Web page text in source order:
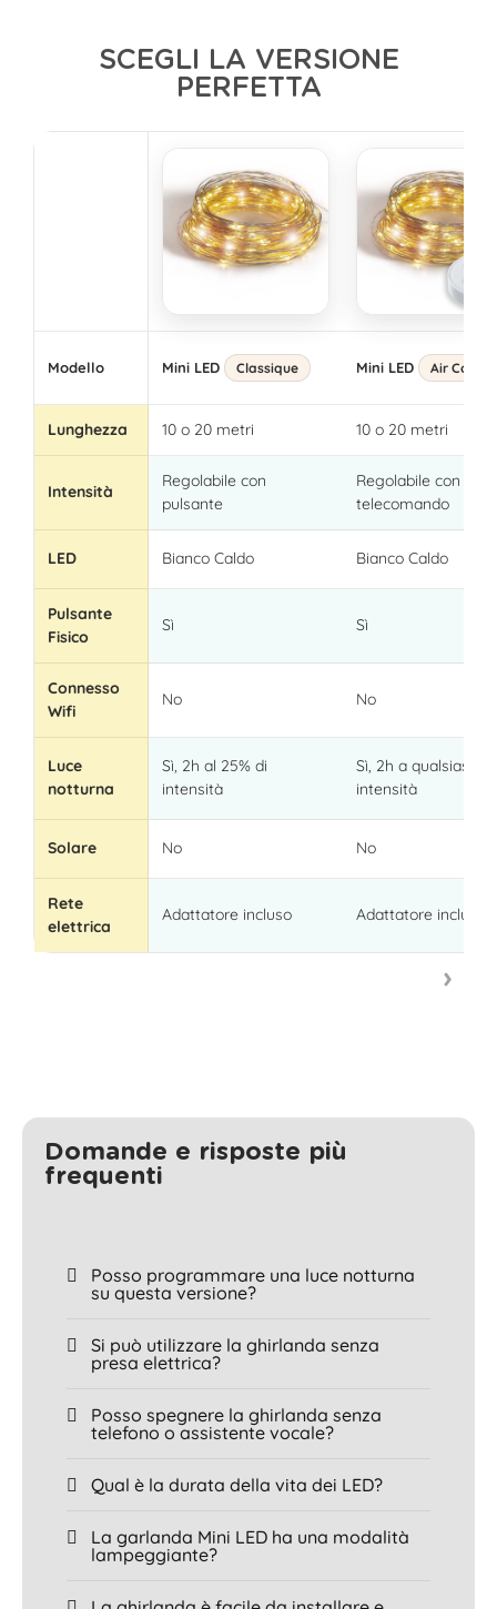
SCEGLI LA VERSIONE
PERFETTA
Modello Mini LED Classique Mini LED Air Control
Lunghezza 10 o 20 metri 10 o 20 metri
Intensità
Regolabile con
pulsante
Regolabile con
telecomando
LED Bianco Caldo Bianco Caldo
Pulsante
Fisico
Sì Sì
Connesso
Wifi
No No
Luce
notturna
Sì, 2h al 25% di
intensità
Sì, 2h a qualsiasi
intensità
Solare No No
Rete
elettrica
Adattatore incluso Adattatore incluso
Domande e risposte più
frequenti
Posso programmare una luce notturna
su questa versione?
Si può utilizzare la ghirlanda senza
presa elettrica?
Posso spegnere la ghirlanda senza
telefono o assistente vocale?
Qual è la durata della vita dei LED?
La garlanda Mini LED ha una modalità
lampeggiante?